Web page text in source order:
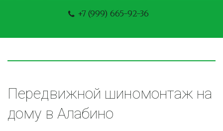
+7 (999) 665-92-36
Передвижной шиномонтаж на
дому в Алабино